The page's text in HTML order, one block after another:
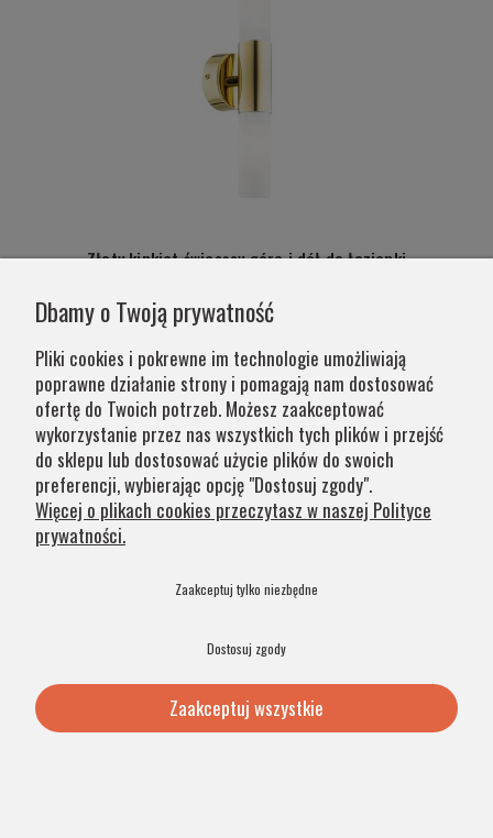
Złoty kinkiet świecący góra i dół do łazienki
729,00 zł
Dodaj do koszyka
Dbamy o Twoją prywatność
Pliki cookies i pokrewne im technologie umożliwiają
poprawne działanie strony i pomagają nam dostosować
ofertę do Twoich potrzeb. Możesz zaakceptować
wykorzystanie przez nas wszystkich tych plików i przejść
do sklepu lub dostosować użycie plików do swoich
preferencji, wybierając opcję "Dostosuj zgody".
Więcej o plikach cookies przeczytasz w naszej Polityce
prywatności.
Zaakceptuj tylko niezbędne
Dostosuj zgody
Zaakceptuj wszystkie